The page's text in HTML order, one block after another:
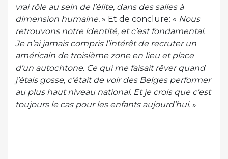
vrai rôle au sein de l’élite, dans des salles à
dimension humaine. » Et de conclure: « Nous
retrouvons notre identité, et c’est fondamental.
Je n’ai jamais compris l’intérêt de recruter un
américain de troisième zone en lieu et place
d’un autochtone. Ce qui me faisait rêver quand
j’étais gosse, c’était de voir des Belges performer
au plus haut niveau national. Et je crois que c’est
toujours le cas pour les enfants aujourd’hui. »